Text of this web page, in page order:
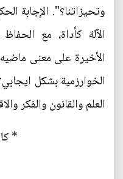
وتحيزاتنا؟". الإجابة
الآلة كأداة، مع
الأخيرة على معنى
الخوارزمية بشكل
العلم والقانون والفكر
*